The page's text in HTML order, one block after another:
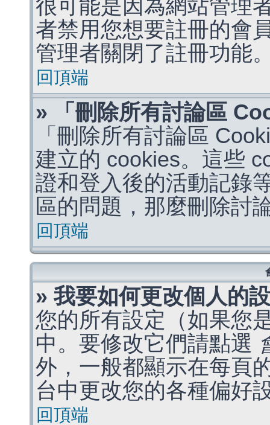
很可能是因為網站管理
者禁用您想要註冊的會
管理者關閉了註冊功能
回頂端
» 「刪除所有討論區
「刪除所有討論區
建立的 cookies。這些
證和登入後的活動記錄
區的問題，那麼刪除討
回頂端
» 我要如何更改個人的
您的所有設定（如果您
中。要修改它們請點選
外，一般都顯示在每頁
台中更改您的各種偏好
回頂端